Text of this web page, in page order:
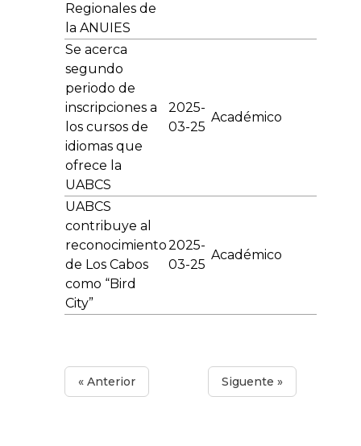
Regionales de
la ANUIES
Se acerca
segundo
periodo de
inscripciones a
los cursos de
idiomas que
ofrece la
UABCS
2025-
03-25
Académico
UABCS
contribuye al
reconocimiento
de Los Cabos
como “Bird
City”
2025-
03-25
Académico
« Anterior Siguente »